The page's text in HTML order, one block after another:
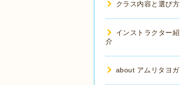
クラス内容と選び方
インストラクター紹
介
about アムリタヨガ